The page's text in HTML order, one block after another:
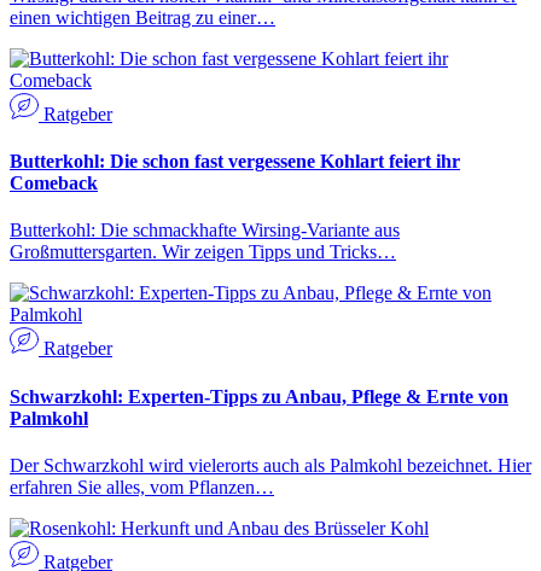
einen wichtigen Beitrag zu einer…
Ratgeber
Butterkohl: Die schon fast vergessene Kohlart feiert ihr
Comeback
Butterkohl: Die schmackhafte Wirsing-Variante aus
Großmuttersgarten. Wir zeigen Tipps und Tricks…
Ratgeber
Schwarzkohl: Experten-Tipps zu Anbau, Pflege & Ernte von
Palmkohl
Der Schwarzkohl wird vielerorts auch als Palmkohl bezeichnet. Hier
erfahren Sie alles, vom Pflanzen…
Ratgeber